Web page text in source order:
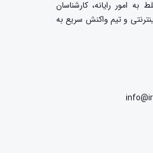
امور رایانه، کارشناسان
و تیم واکنش سریع به